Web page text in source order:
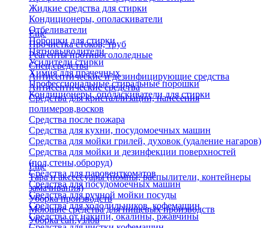
Жидкие средства для стирки
Кондиционеры, ополаскиватели
Отбеливатели
Порошки для стирки
Пятновыводители
Усилители стирки
Химия для прачечных
Профессиональные стиральные порошки
Кондиционеры, ополаскиватели для стирки
Еще
Прочистка стоков, труб
Реагенты противогололедные
Спец.средства
Антисептические и дезинфицирующие средства
Антисептические средства
Средства для кристаллизации, нанесения
полимеров,восков
Средства после пожара
Средства для кухни, посудомоечных машин
Средства для мойки грилей, духовок (удаление нагаров)
Средства для мойки и дезинфекции поверхностей
(пол,стены,оброруд)
Средства для паровенткоматов
Средства для посудомоечных машин
Средства для ручной мойки посуды
Средства для холодильников, кофемашин
Средства от накипи, окалины, ржавчины
Еще
Тара и аксессуары (помпы, распылители, контейнеры
замачивания)
Уборка производств
Моющие средства для пищевых производств
Уборка сан.узлов